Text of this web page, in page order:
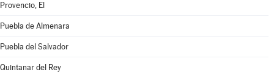
Provencio, El
Puebla de Almenara
Puebla del Salvador
Quintanar del Rey